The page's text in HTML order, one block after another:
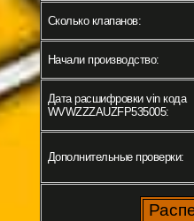
Сколько клапанов:
Начали производство:
Дата расшифровки vin кода
WVWZZZAUZFP535005:
Дополнительные проверки: